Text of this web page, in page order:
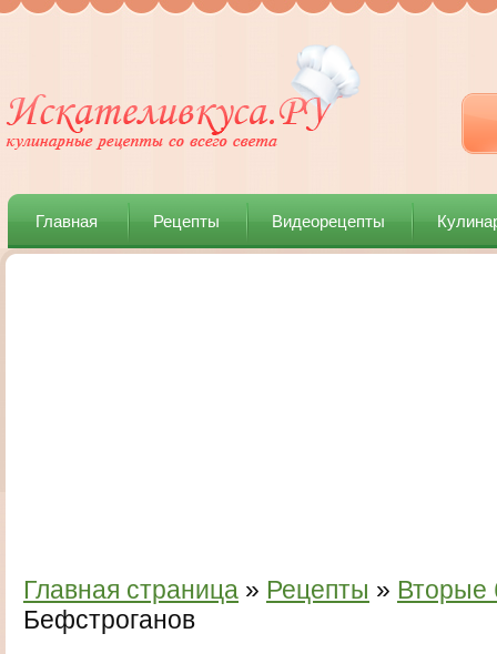
Главная Рецепты Видеорецепты
Главная страница » Рецепты » Вторые
Бефстроганов